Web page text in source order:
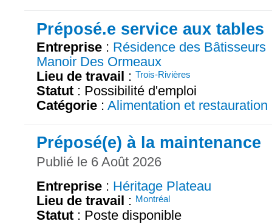
Préposé.e service aux tables
Entreprise : Résidence des Bâtisseurs
Manoir Des Ormeaux
Lieu de travail : Trois-Rivières
Statut : Possibilité d'emploi
Catégorie : Alimentation et restauration
Préposé(e) à la maintenance
Publié le 6 Août 2026
Entreprise : Héritage Plateau
Lieu de travail : Montréal
Statut : Poste disponible